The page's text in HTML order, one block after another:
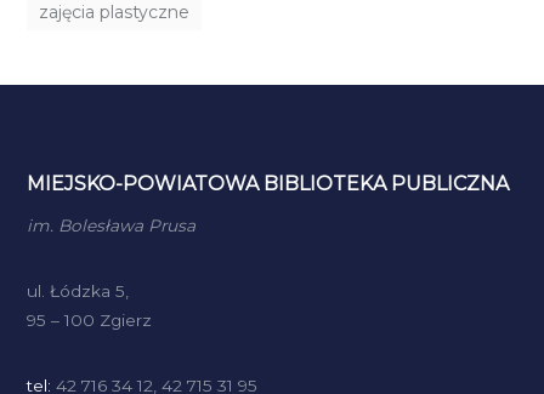
zajęcia plastyczne
MIEJSKO-POWIATOWA BIBLIOTEKA PUBLICZNA
im. Bolesława Prusa
ul. Łódzka 5,
95 – 100 Zgierz
tel: 42 716 34 12, 42 715 31 95